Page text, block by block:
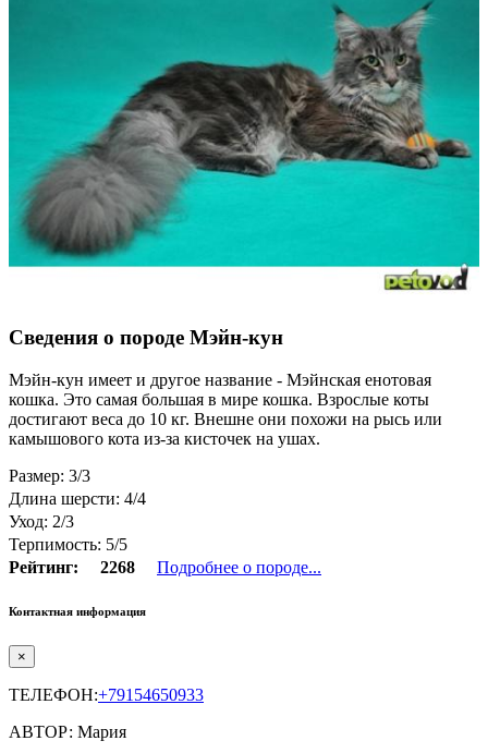
Сведения о породе Мэйн-кун
Мэйн-кун имеет и другое название - Мэйнская енотовая
кошка. Это самая большая в мире кошка. Взрослые коты
достигают веса до 10 кг. Внешне они похожи на рысь или
камышового кота из-за кисточек на ушах.
Размер: 3/3
Длина шерсти: 4/4
Уход: 2/3
Терпимость: 5/5
Рейтинг:
2268 Подробнее о породе...
Контактная информация
×
ТЕЛЕФОН:+79154650933
АВТОР: Мария